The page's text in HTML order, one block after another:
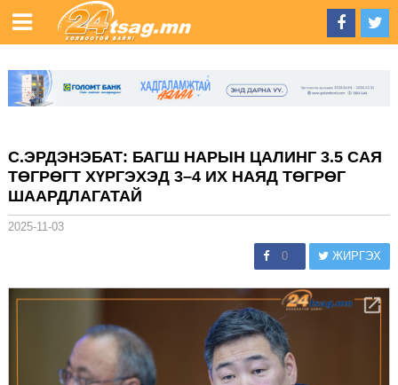
С.ЭРДЭНЭБАТ: БАГШ НАРЫН ЦАЛИНГ 3.5 САЯ
ТӨГРӨГТ ХҮРГЭХЭД 3–4 ИХ НАЯД ТӨГРӨГ
ШААРДЛАГАТАЙ
2025-11-03
0 ЖИРГЭХ